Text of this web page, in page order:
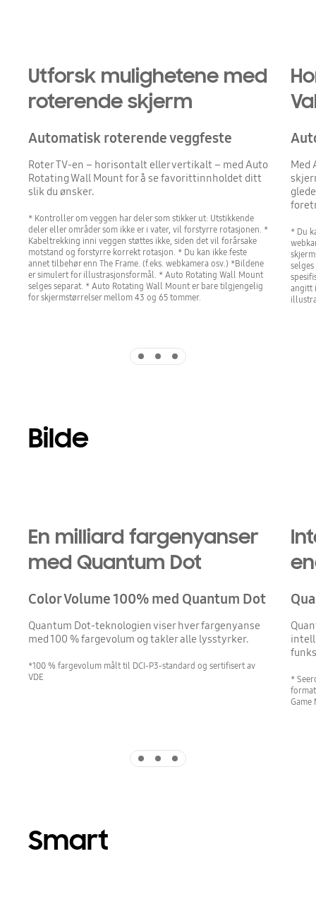
Utforsk mulighetene med
roterende skjerm
Automatisk roterende veggfeste
Roter TV-en – horisontalt eller vertikalt – med Auto
Rotating Wall Mount for å se favorittinnholdet ditt
slik du ønsker.
* Kontroller om veggen har deler som stikker ut: Utstikkende
deler eller områder som ikke er i vater, vil forstyrre rotasjonen. *
Kabeltrekking inni veggen støttes ikke, siden det vil forårsake
motstand og forstyrre korrekt rotasjon. * Du kan ikke feste
annet tilbehør enn The Frame. (f.eks. webkamera osv.) *Bildene
er simulert for illustrasjonsformål. * Auto Rotating Wall Mount
selges separat. * Auto Rotating Wall Mount er bare tilgjengelig
for skjermstørrelser mellom 43 og 65 tommer.
Med
* Du
angitt
Bilde
En milliard fargenyanser
med Quantum Dot
Color Volume 100% med Quantum Dot
Quantum Dot-teknologien viser hver fargenyanse
med 100 % fargevolum og takler alle lysstyrker.
*100 % fargevolum målt til DCI-P3-standard og sertifisert av
VDE
*
Game
Smart